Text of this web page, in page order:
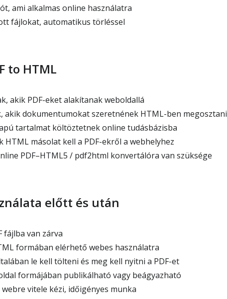
ami alkalmas online használatra
fájlokat, automatikus törléssel
to HTML
akik PDF-eket alakítanak weboldallá
akik dokumentumokat szeretnének HTML-ben megosztani
tartalmat költöztetnek online tudásbázisba
HTML másolat kell a PDF-ekről a webhelyhez
PDF–HTML5 / pdf2html konvertálóra van szüksége
előtt és után
fájlba van zárva
formában elérhető webes használatra
le kell tölteni és meg kell nyitni a PDF-et
formájában publikálható vagy beágyazható
vitele kézi, időigényes munka